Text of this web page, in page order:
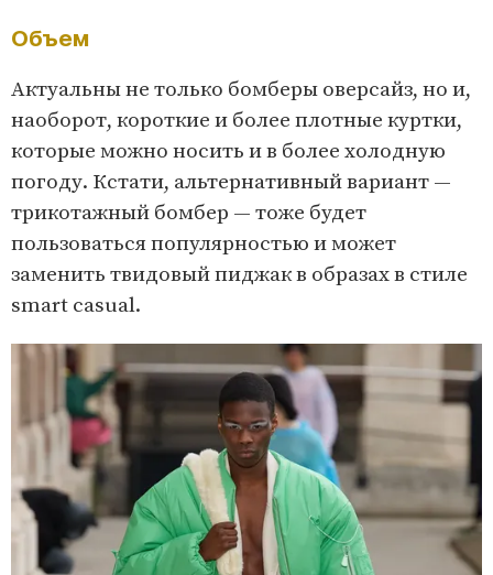
Объем
Актуальны не только бомберы оверсайз, но и,
наоборот, короткие и более плотные куртки,
которые можно носить и в более холодную
погоду. Кстати, альтернативный вариант —
трикотажный бомбер — тоже будет
пользоваться популярностью и может
заменить твидовый пиджак в образах в стиле
smart casual.